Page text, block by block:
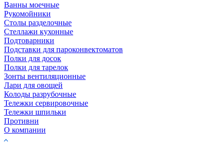
Ванны моечные
Рукомойники
Столы разделочные
Стеллажи кухонные
Подтоварники
Подставки для пароконвектоматов
Полки для досок
Полки для тарелок
Зонты вентиляционные
Лари для овощей
Колоды разрубочные
Тележки сервировочные
Тележки шпильки
Противни
О компании